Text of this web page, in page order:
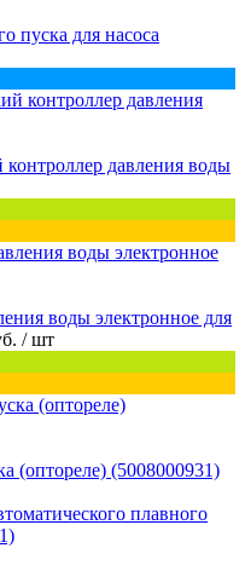
пуска для насоса
давления воды
воды электронное для
/ шт
(оптореле) (5008000931)